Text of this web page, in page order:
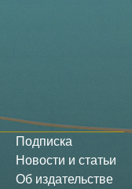
Подписка
Новости и статьи
Об издательстве